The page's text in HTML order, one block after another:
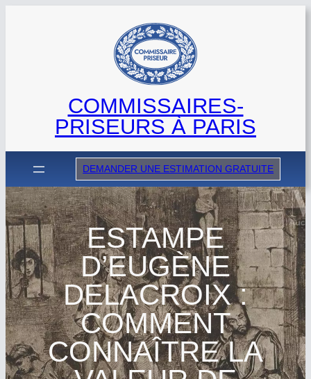
COMMISSAIRES-
PRISEURS À PARIS
DEMANDER UNE ESTIMATION GRATUITE
ESTAMPE
D’EUGÈNE
DELACROIX :
COMMENT
CONNAÎTRE LA